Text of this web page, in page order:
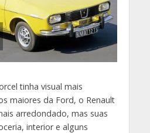
tinha visual mais
maiores da Ford, o Renault
arredondado, mas suas
interior e alguns